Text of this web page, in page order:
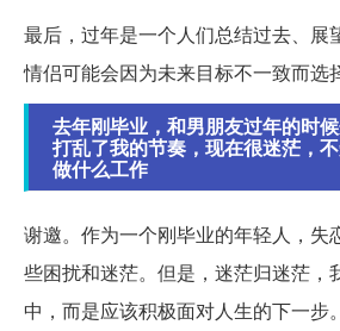
最后，过年是一个人们总结过去、展
情侣可能会因为未来目标不一致而选
去年刚毕业，和男朋友过年的时
打乱了我的节奏，现在很迷茫，
做什么工作
谢邀。作为一个刚毕业的年轻人，失
些困扰和迷茫。但是，迷茫归迷茫，
中，而是应该积极面对人生的下一步。